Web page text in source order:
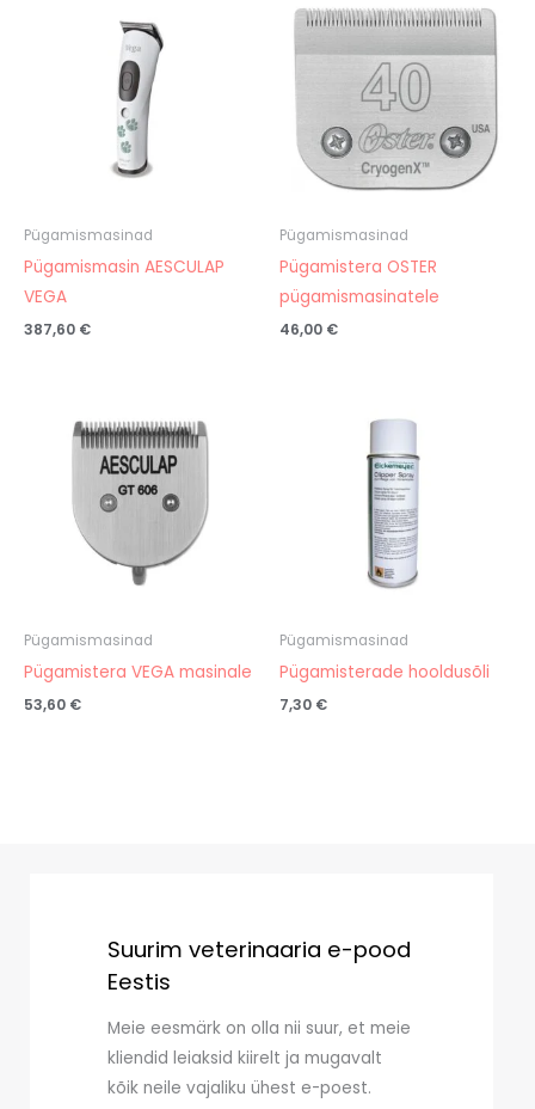
Pügamismasinad
Pügamismasin AESCULAP
VEGA
387,60 €
Pügamismasinad
Pügamistera OSTER
pügamismasinatele
46,00 €
Pügamismasinad
Pügamistera VEGA masinale
53,60 €
Pügamismasinad
Pügamisterade hooldusõli
7,30 €
Suurim veterinaaria e-pood
Eestis
Meie eesmärk on olla nii suur, et meie
kliendid leiaksid kiirelt ja mugavalt
kõik neile vajaliku ühest e-poest.